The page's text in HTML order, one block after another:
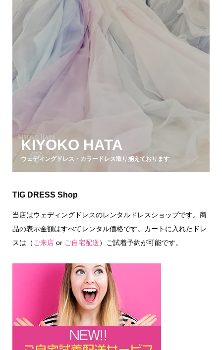
KIYOKO HATA
ウェディングドレス・カラードレス取り揃えております
TIG DRESS Shop
当店はウェディングドレスのレンタルドレスショップです。商
品の表示金額はすべてレンタル価格です。カートに入れたドレ
スは（ ご来店or ご自宅配送）ご試着予約が可能です。